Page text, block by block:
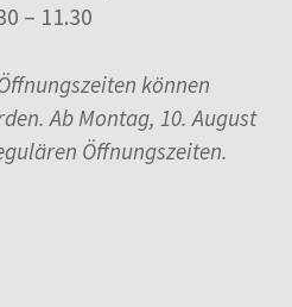
– 11.30
können
Ab Montag, 10. August
Öffnungszeiten.